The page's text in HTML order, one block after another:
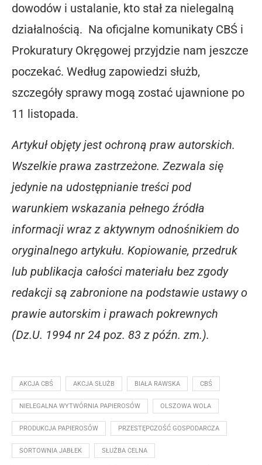
dowodów i ustalanie, kto stał za nielegalną
działalnością. Na oficjalne komunikaty CBŚ i
Prokuratury Okręgowej przyjdzie nam jeszcze
poczekać. Według zapowiedzi służb,
szczegóły sprawy mogą zostać ujawnione po
11 listopada.
Artykuł objęty jestochroną praw autorskich.
Wszelkie prawa zastrzeżone. Zezwala się
jedynie na udostępnianie treści pod
warunkiem wskazania pełnego źródła
informacji wraz z aktywnym odnośnikiem do
oryginalnego artykułu. Kopiowanie, przedruk
lub publikacja całości materiału bez zgody
redakcji są zabronione na podstawie ustawy o
prawie autorskim i prawach pokrewnych
(Dz.U. 1994 nr 24 poz. 83 z późn. zm.).
AKCJA CBŚ AKCJA SŁUŻB BIAŁA RAWSKA CBŚ
NIELEGALNA WYTWÓRNIA PAPIEROSÓW OLSZOWA WOLA
PRODUKCJA PAPIEROSÓW PRZESTĘPCZOŚĆ GOSPODARCZA
SORTOWNIA JABŁEK SŁUŻBA CELNA